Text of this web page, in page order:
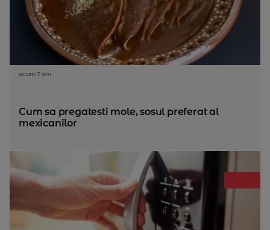
acum 7 ani
Cum sa pregatesti mole, sosul preferat al
mexicanilor